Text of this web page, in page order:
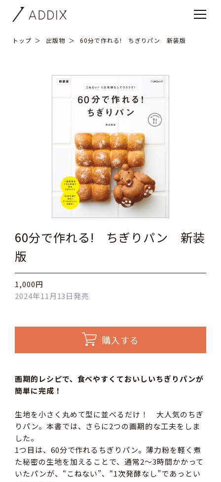
トップ 出版物 60分で作れる! ちぎりパン 新装版
60分で作れる! ちぎりパン 新装
版
1,000円
2024年11月13日発売
購入する
画期的レシピで、食べやすくておいしいちぎりパンが
簡単に完成！
生地を小さく丸めて型に並べるだけ！ 大人気のちぎ
りパン。本書では、さらに2つの画期的な工夫をしま
した。
1つ目は、60分で作れるちぎりパン。薄力粉を軽く煮
た秘密の生地を加えることで、通常2～3時間かかって
いたパンが、“こねない”、“1次発酵なし”であっとい